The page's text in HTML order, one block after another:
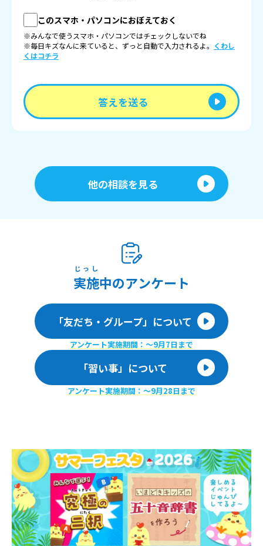
このスマホ・パソコンにおぼえておく
※みんなで使うスマホ・パソコンではチェックしないでね
※毎日キズなんに来ていると、ずっと自動で入力されるよ。 くわし
くはコチラ
答えを送る
他の相談を見る
実施
じっし
中のアンケート
「友だち・グループ」について
アンケート実施期間：〜9月7日まで
「習い事」について
アンケート実施期間：〜9月28日まで